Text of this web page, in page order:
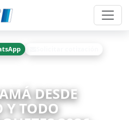
DESDE
Y TODO